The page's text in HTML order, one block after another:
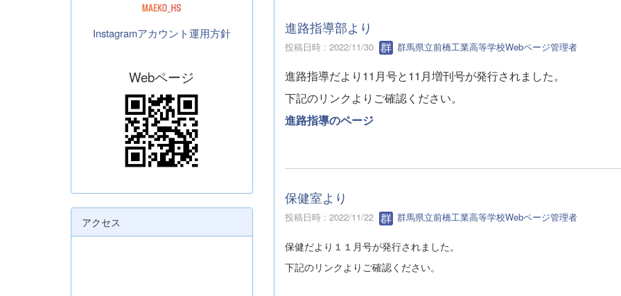
進路指導部より
投稿日時 : 2022/11/30 群馬県立前橋工業高等学校Webページ管理者
進路指導だより11月号と11月増刊号が発行されました。
下記のリンクよりご確認ください。
進路指導のページ
保健室より
投稿日時 : 2022/11/22 群馬県立前橋工業高等学校Webページ管理者
保健だより１１月号が発行されました。
下記のリンクよりご確認ください。
Instagramアカウント運用方針
Webページ
アクセス